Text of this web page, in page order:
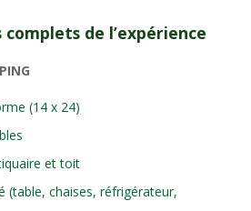
de l’expérience
(14 x 24)
et toit
(table, chaises, réfrigérateur,